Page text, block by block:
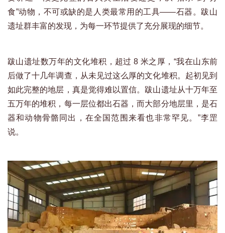
食”动物，不可或缺的是人类最常用的工具——石器。跋山
遗址群丰富的发现，为每一环节提供了充分展现的细节。
跋山遗址数万年的文化堆积，超过 8 米之厚，“我在山东前
后做了十几年调查，从未见过这么厚的文化堆积。起初见到
如此完整的地层，真是觉得难以置信。跋山遗址从十万年至
五万年的堆积，每一层位都出石器，而大部分地层里，是石
器和动物骨骼同出，在全国范围来看也非常罕见。”李罡
说。